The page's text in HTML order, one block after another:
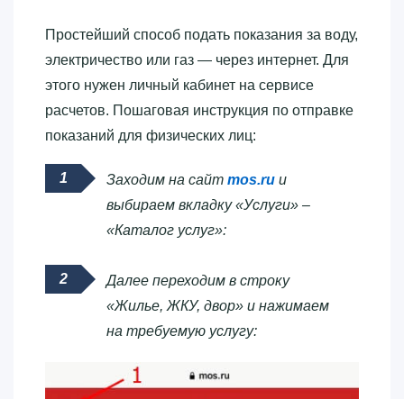
Простейший способ подать показания за воду,
электричество или газ — через интернет. Для
этого нужен личный кабинет на сервисе
расчетов. Пошаговая инструкция по отправке
показаний для физических лиц:
Заходим на сайт mos.ru и
выбираем вкладку «Услуги» –
«Каталог услуг»:
Далее переходим в строку
«Жилье, ЖКУ, двор» и нажимаем
на требуемую услугу: